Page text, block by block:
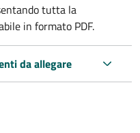
tutta la
in formato PDF.
da allegare